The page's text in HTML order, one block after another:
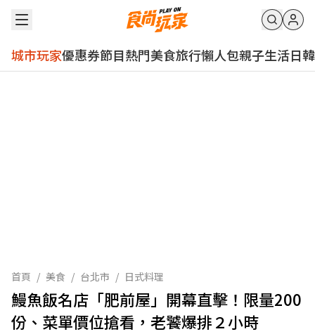
城市玩家優惠券節目熱門美食旅行懶人包親子生活日韓
首頁 / 美食 / 台北市 / 日式料理
鰻魚飯名店「肥前屋」開幕直擊！限量200
份、菜單價位搶看，老饕爆排２小時